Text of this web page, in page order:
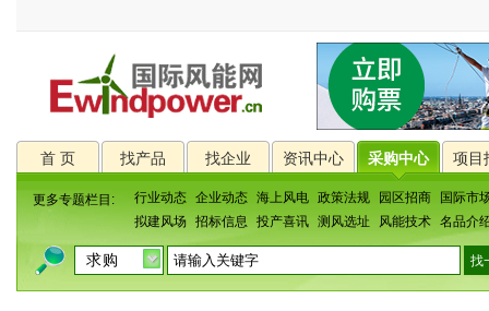
首 页 找产品 找企业 资讯中心 采购中心 项目
更多专题栏目: 行业动态 企业动态 海上风电 政策法规 园区招商
国际市
拟建风场
招标信息 投产喜讯 测风选址 风能技术 名品介